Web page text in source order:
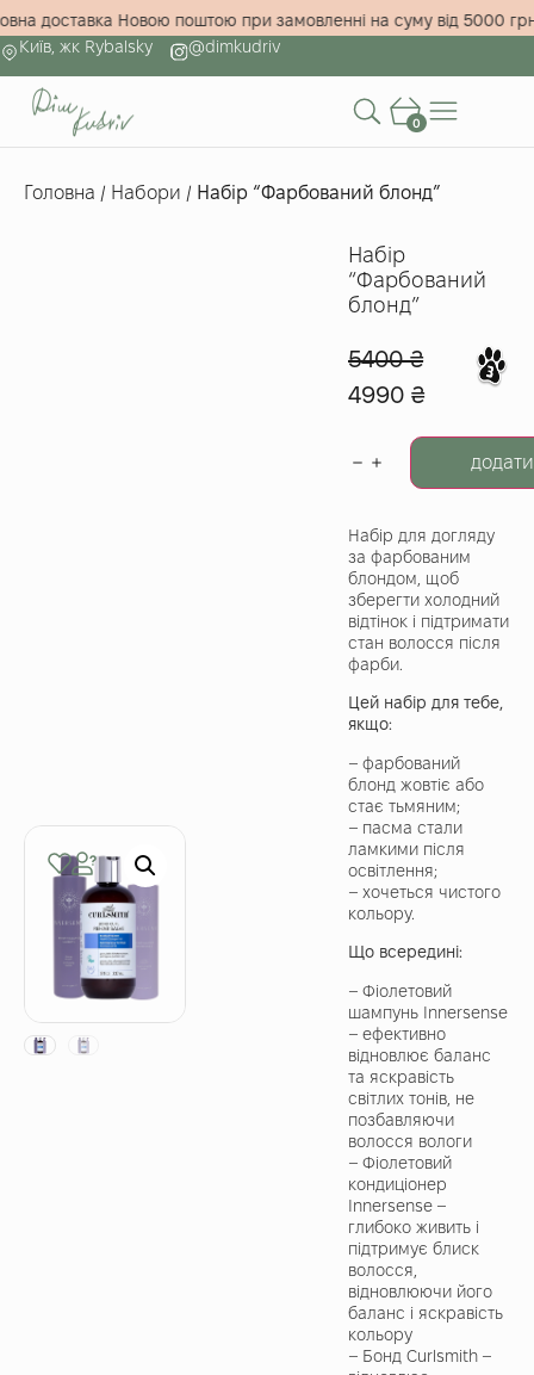
доставка Новою поштою при замовленні на суму від 5000
Київ, жк Rybalsky
@dimkudriv
0
Головна / Набори / Набір “Фарбований блонд”
Набір
“Фарбований
блонд”
5400₴
4990 ₴
Набір для догляду
за фарбованим
блондом, щоб
зберегти холодний
відтінок і підтримати
стан волосся після
фарби.
Цей набір для тебе,
якщо:
– фарбований
блонд жовтіє або
стає тьмяним;
– пасма стали
ламкими після
освітлення;
– хочеться чистого
кольору.
Що всередині:
– Фіолетовий
шампунь Innersense
– ефективно
відновлює баланс
та яскравість
світлих тонів, не
позбавляючи
волосся вологи
– Фіолетовий
кондиціонер
Innersense –
глибоко живить і
підтримує блиск
волосся,
відновлюючи його
баланс і яскравість
кольору
– Бонд Curlsmith –